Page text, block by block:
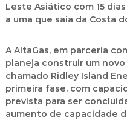
Leste Asiático com 15
a uma que saia da Costa
AAltaGas, em parceria
planeja construir um
chamado Ridley Island
primeira fase, com
prevista para ser
aumento de capacidade